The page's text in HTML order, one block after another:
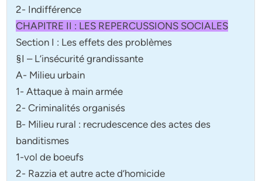
2- Indifférence
CHAPITRE II : LES REPERCUSSIONS SOCIALES
Section I : Les effets des problèmes
§I – L’insécurité grandissante
A- Milieu urbain
1- Attaque à main armée
2- Criminalités organisés
B- Milieu rural : recrudescence des actes des
banditismes
1-vol de boeufs
2- Razzia et autre acte d’homicide